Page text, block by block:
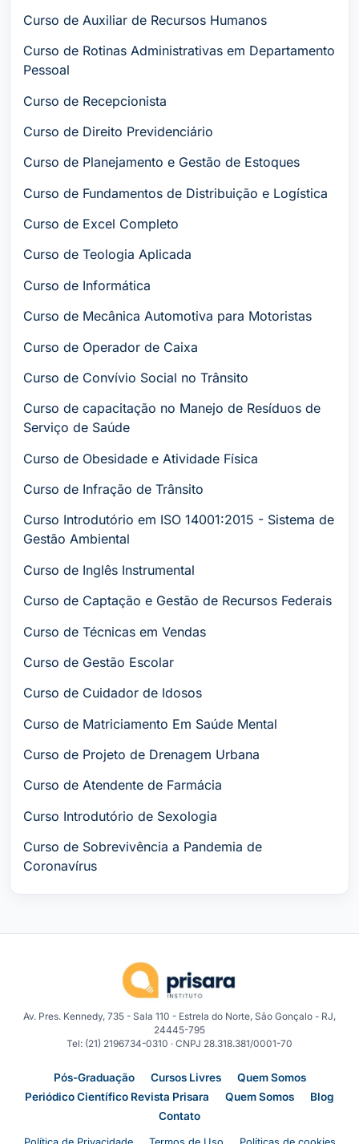
Curso de Auxiliar de Recursos Humanos
Curso de Rotinas Administrativas em Departamento
Pessoal
Curso de Recepcionista
Curso de Direito Previdenciário
Curso de Planejamento e Gestão de Estoques
Curso de Fundamentos de Distribuição e Logística
Curso de Excel Completo
Curso de Teologia Aplicada
Curso de Informática
Curso de Mecânica Automotiva para Motoristas
Curso de Operador de Caixa
Curso de Convívio Social no Trânsito
Curso de capacitação no Manejo de Resíduos de
Serviço de Saúde
Curso de Obesidade e Atividade Física
Curso de Infração de Trânsito
Curso Introdutório em ISO 14001:2015 - Sistema de
Gestão Ambiental
Curso de Inglês Instrumental
Curso de Captação e Gestão de Recursos Federais
Curso de Técnicas em Vendas
Curso de Gestão Escolar
Curso de Cuidador de Idosos
Curso de Matriciamento Em Saúde Mental
Curso de Projeto de Drenagem Urbana
Curso de Atendente de Farmácia
Curso Introdutório de Sexologia
Curso de Sobrevivência a Pandemia de
Coronavírus
Av. Pres. Kennedy, 735 - Sala 110 - Estrela do Norte, São Gonçalo - RJ,
24445-795
Tel: (21) 2196734-0310 · CNPJ 28.318.381/0001-70
Pós-Graduação Cursos Livres
Quem Somos
Periódico Científico Revista Prisara
Quem Somos
Blog
Contato